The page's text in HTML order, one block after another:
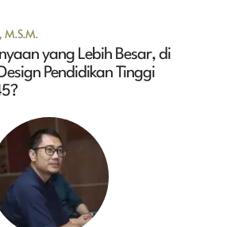
M.S.M.
yang Lebih Besar, di
Pendidikan Tinggi